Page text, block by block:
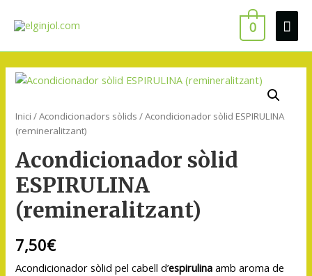
0
Inici /Acondicionadors sòlids / Acondicionador sòlid ESPIRULINA
(remineralitzant)
Acondicionador sòlid
ESPIRULINA
(remineralitzant)
7,50€
Acondicionador sòlid pel cabell d’espirulina amb aroma de